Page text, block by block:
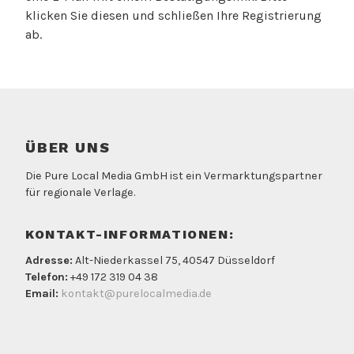
klicken Sie diesen und schließen Ihre Registrierung
ab.
ÜBER UNS
Die Pure Local Media GmbH ist ein Vermarktungspartner
für regionale Verlage.
KONTAKT-INFORMATIONEN:
Adresse: Alt-Niederkassel 75, 40547 Düsseldorf
Telefon: +49 172 319 04 38
Email: kontakt@purelocalmedia.de